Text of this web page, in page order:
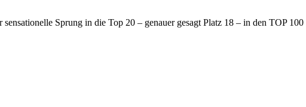
Sprung in die Top 20 – genauer gesagt Platz 18 – in den TOP 100